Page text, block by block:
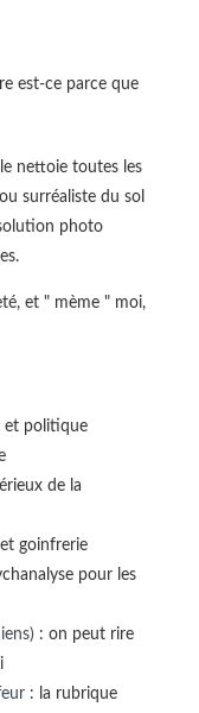
est-ce parce que
nettoie toutes les
surréaliste du sol
photo
et " mème " moi,
politique
de la
goinfrerie
pour les
: on peut rire
: la rubrique